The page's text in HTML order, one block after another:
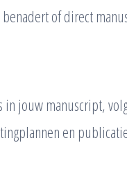
of direct
in jouw manuscript,
en